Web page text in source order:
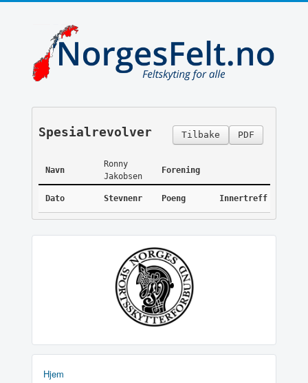
PDF
Tilbake
Spesialrevolver
Navn
Ronny
Jakobsen
Forening
Dato Stevnenr Poeng Innertreff
Hjem